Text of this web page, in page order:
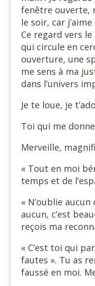
fenêtre ouverte,
le soir, car
Ce regard vers
qui circule en
ouverture, une
me sens à ma
dans l’univers
Je te loue, je
Toi qui me
Merveille,
« Tout en moi
temps et de
« N’oublie
aucun, c’est
reçois ma
« C’est toi qui
fautes ». Tu as
faussé en moi.